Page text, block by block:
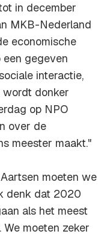
in december
MKB-Nederland
economische
een gegeven
interactie,
wordt donker
op NPO
over de
meester maakt."
moeten we
denk dat 2020
als het meest
moeten zeker